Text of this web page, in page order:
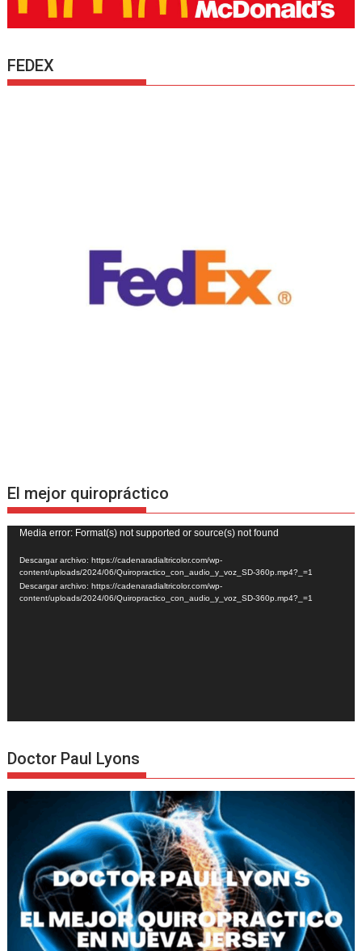
FEDEX
El mejor quiropráctico
Reproductor
de
vídeo
Media error: Format(s) not supported or source(s) not found
Descargar archivo: https://cadenaradialtricolor.com/wp-
content/uploads/2024/06/Quiropractico_con_audio_y_voz_SD-360p.mp4?_=1
Descargar archivo: https://cadenaradialtricolor.com/wp-
content/uploads/2024/06/Quiropractico_con_audio_y_voz_SD-360p.mp4?_=1
Doctor Paul Lyons